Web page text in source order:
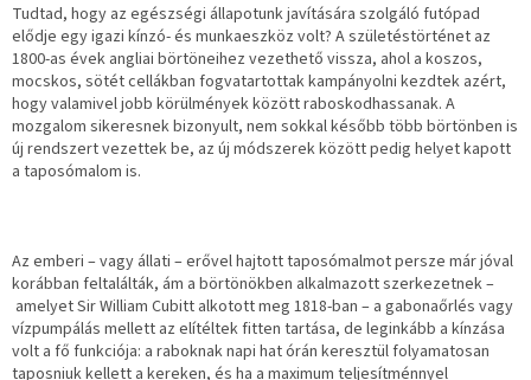
Tudtad, hogy az egészségi állapotunk javítására szolgáló futópad
elődje egy igazi kínzó- és munkaeszköz volt? A születéstörténet az
1800-as évek angliai börtöneihez vezethető vissza, ahol a koszos,
mocskos, sötét cellákban fogvatartottak kampányolni kezdtek azért,
hogy valamivel jobb körülmények között raboskodhassanak. A
mozgalom sikeresnek bizonyult, nem sokkal később több börtönben is
új rendszert vezettek be, az új módszerek között pedig helyet kapott
a taposómalom is.
Az emberi – vagy állati – erővel hajtott taposómalmot persze már jóval
korábban feltalálták, ám a börtönökben alkalmazott szerkezetnek –
amelyet Sir William Cubitt alkotott meg 1818-ban – a gabonaőrlés vagy
vízpumpálás mellett az elítéltek fitten tartása, de leginkább a kínzása
volt a fő funkciója: a raboknak napi hat órán keresztül folyamatosan
taposniuk kellett a kereken, és ha a maximum teljesítménnyel